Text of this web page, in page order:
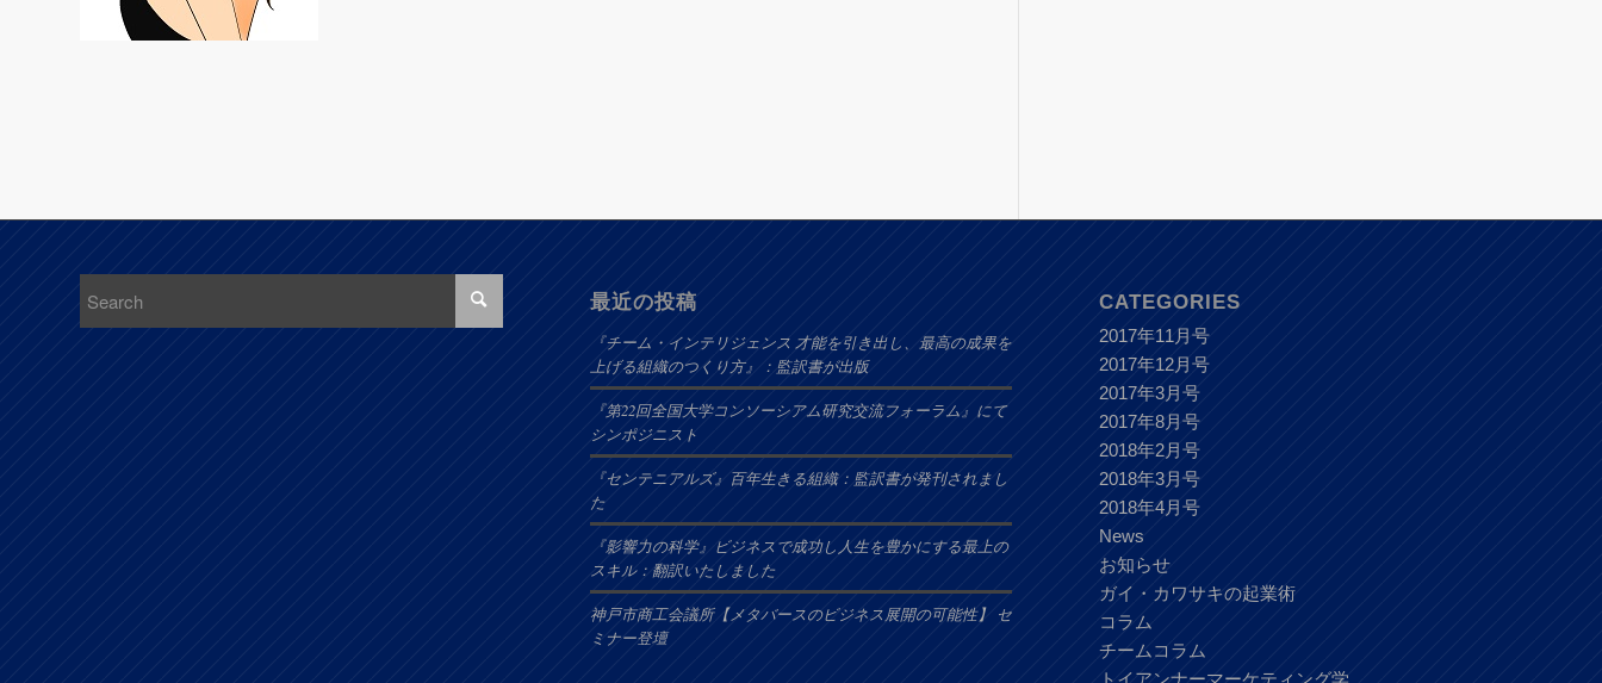
最近の投稿
『チーム・インテリジェンス 才能を引き出し、最高の成果を
上げる組織のつくり方』：監訳書が出版
『第22回全国大学コンソーシアム研究交流フォーラム』にて
シンポジニスト
『センテニアルズ』百年生きる組織：監訳書が発刊されまし
た
『影響力の科学』ビジネスで成功し人生を豊かにする最上の
スキル：翻訳いたしました
神戸市商工会議所【メタバースのビジネス展開の可能性】 セ
ミナー登壇
CATEGORIES
2017年11月号
2017年12月号
2017年3月号
2017年8月号
2018年2月号
2018年3月号
2018年4月号
News
お知らせ
ガイ・カワサキの起業術
コラム
チームコラム
トイアンナーマーケティング学